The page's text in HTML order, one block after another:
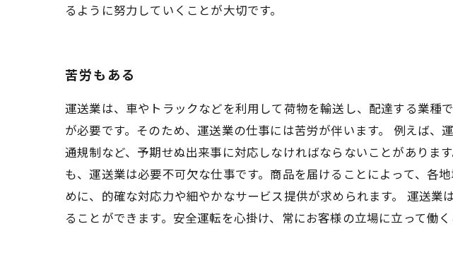
るように努力していくことが大切です。
苦労もある
運送業は、車やトラックなどを利用して荷物を輸送し、配達する業種
が必要です。そのため、運送業の仕事には苦労が伴います。 例えば
通規制など、予期せぬ出来事に対応しなければならないことがありま
も、運送業は必要不可欠な仕事です。商品を届けることによって、各
めに、的確な対応力や細やかなサービス提供が求められます。 運送
ることができます。安全運転を心掛け、常にお客様の立場に立って働く